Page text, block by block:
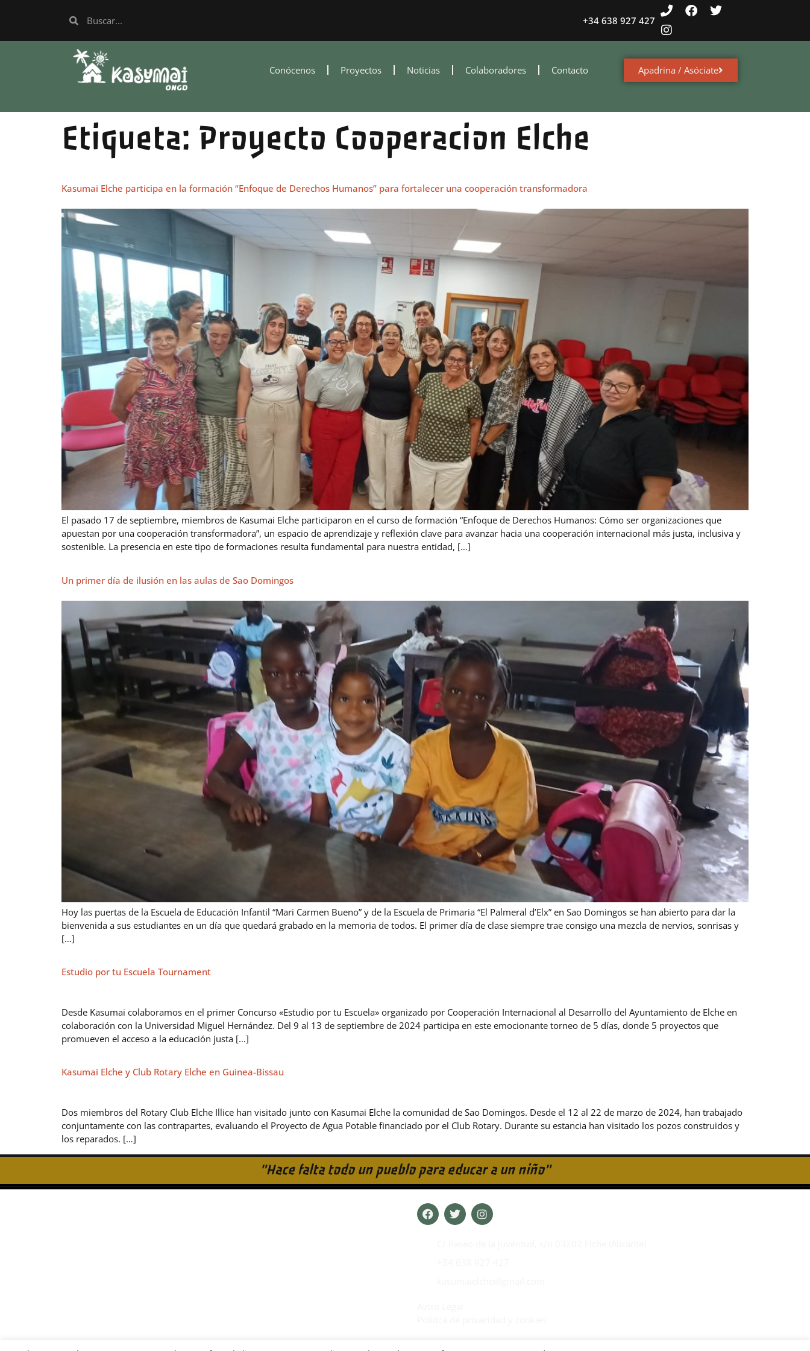
+34 638 927 427
Conócenos Proyectos Noticias Colaboradores Contacto Apadrina / Asóciate
Etiqueta: Proyecto Cooperacion Elche
Kasumai Elche participa en la formación “Enfoque de Derechos Humanos” para fortalecer una cooperación transformadora
El pasado 17 de septiembre, miembros de Kasumai Elche participaron en el curso de formación “Enfoque de Derechos Humanos: Cómo ser organizaciones que
apuestan por una cooperación transformadora”, un espacio de aprendizaje y reflexión clave para avanzar hacia una cooperación internacional más justa, inclusiva y
sostenible. La presencia en este tipo de formaciones resulta fundamental para nuestra entidad, […]
Un primer día de ilusión en las aulas de Sao Domingos
Hoy las puertas de la Escuela de Educación Infantil “Mari Carmen Bueno” y de la Escuela de Primaria “El Palmeral d’Elx” en Sao Domingos se han abierto para dar la
bienvenida a sus estudiantes en un día que quedará grabado en la memoria de todos. El primer día de clase siempre trae consigo una mezcla de nervios, sonrisas y
[…]
Estudio por tu Escuela Tournament
Desde Kasumai colaboramos en el primer Concurso «Estudio por tu Escuela» organizado por Cooperación Internacional al Desarrollo del Ayuntamiento de Elche en
colaboración con la Universidad Miguel Hernández. Del 9 al 13 de septiembre de 2024 participa en este emocionante torneo de 5 días, donde 5 proyectos que
promueven el acceso a la educación justa […]
Kasumai Elche y Club Rotary Elche en Guinea-Bissau
Dos miembros del Rotary Club Elche Illice han visitado junto con Kasumai Elche la comunidad de Sao Domingos. Desde el 12 al 22 de marzo de 2024, han trabajado
conjuntamente con las contrapartes, evaluando el Proyecto de Agua Potable financiado por el Club Rotary. Durante su estancia han visitado los pozos construidos y
los reparados. […]
"Hace falta todo un pueblo para educar a un niño"